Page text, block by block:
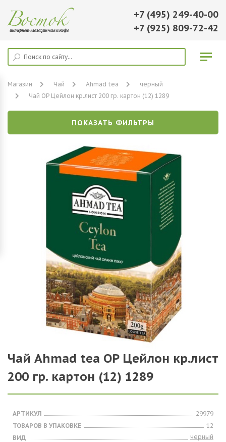
+7 (495) 249-40-00
+7 (925) 809-72-42
Магазин Чай Ahmad tea
черный
Чай OP Цейлон кр.лист 200 гр. картон (12) 1289
ПОКАЗАТЬ ФИЛЬТРЫ
Чай Ahmad tea OP Цейлон кр.лист
200 гр. картон (12) 1289
АРТИКУЛ
29979
ТОВАРОВ В УПАКОВКЕ
12
ВИД
черный